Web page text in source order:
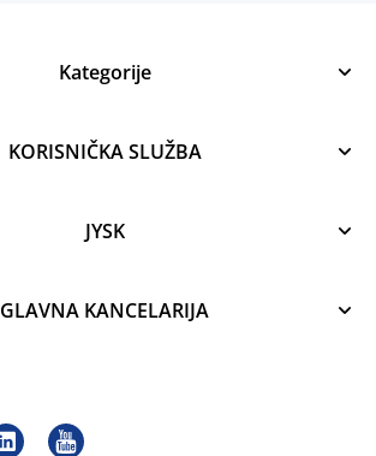
Kategorije
KORISNIČKA SLUŽBA
JYSK
GLAVNA KANCELARIJA